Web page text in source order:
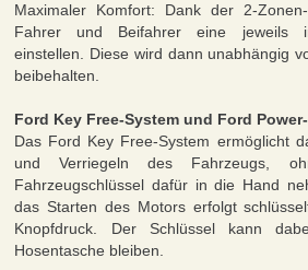
Maximaler Komfort: Dank der 2-
Fahrer und Beifahrer eine jeweils
einstellen. Diese wird dann unabhängig
beibehalten.
Ford Key Free-System und Ford
Das Ford Key Free-System ermöglicht
und Verriegeln des Fahrzeugs,
Fahrzeugschlüssel dafür in die Hand
das Starten des Motors erfolgt
Knopfdruck. Der Schlüssel kann
Hosentasche bleiben.